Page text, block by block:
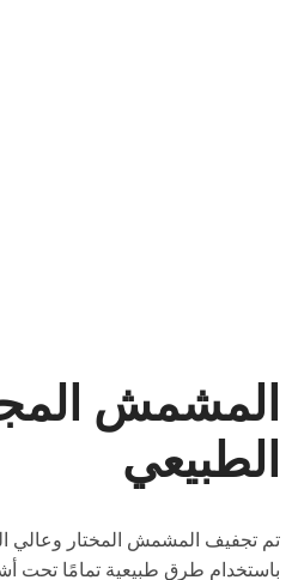
المشمش
الطبيعي
تم تجفيف المشمش المختار وعالي
باستخدام طرق طبيعية تمامًا تحت